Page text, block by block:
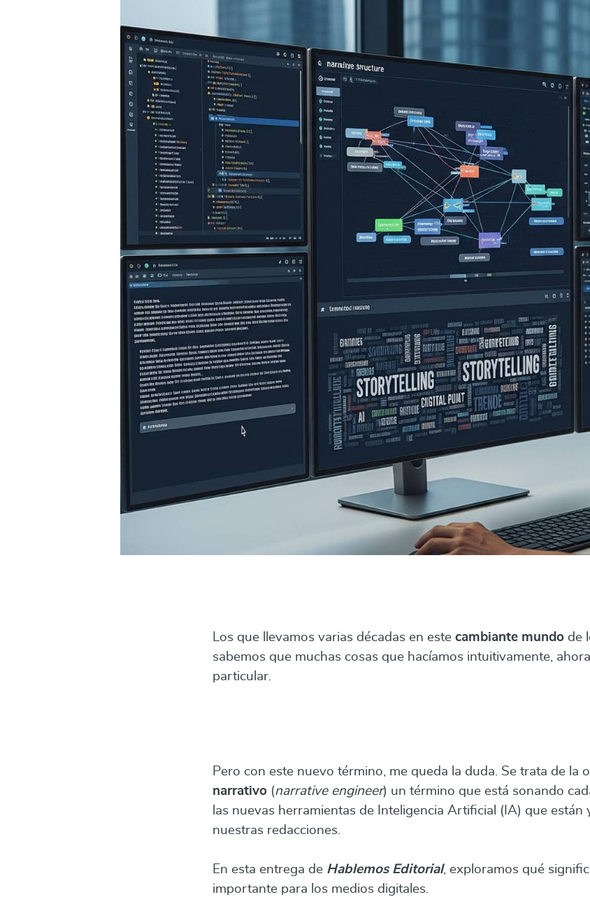
Los que llevamos varias décadas en este cambiante mundo de
sabemos que muchas cosas que hacíamos intuitivamente,
particular.
Pero con este nuevo término, me queda la duda. Se trata de la o
narrativo (narrative engineer) un término que está sonando
las nuevas herramientas de Inteligencia Artificial (IA) que están
nuestras redacciones.
En esta entrega de Hablemos Editorial, exploramos qué
importante para los medios digitales.